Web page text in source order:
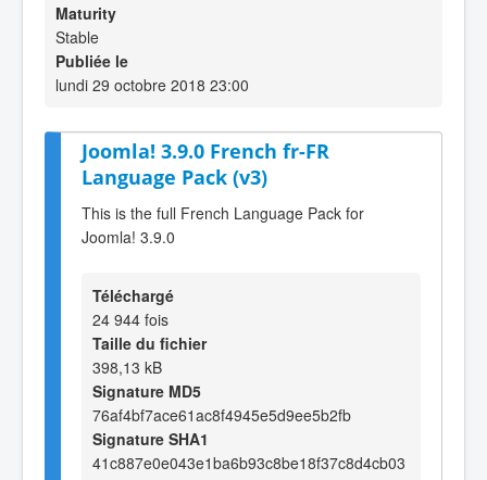
Maturity
Stable
Publiée le
lundi 29 octobre 2018 23:00
Joomla! 3.9.0 French fr-FR
Language Pack (v3)
This is the full French Language Pack for
Joomla! 3.9.0
Téléchargé
24 944 fois
Taille du fichier
398,13 kB
Signature MD5
76af4bf7ace61ac8f4945e5d9ee5b2fb
Signature SHA1
41c887e0e043e1ba6b93c8be18f37c8d4cb03